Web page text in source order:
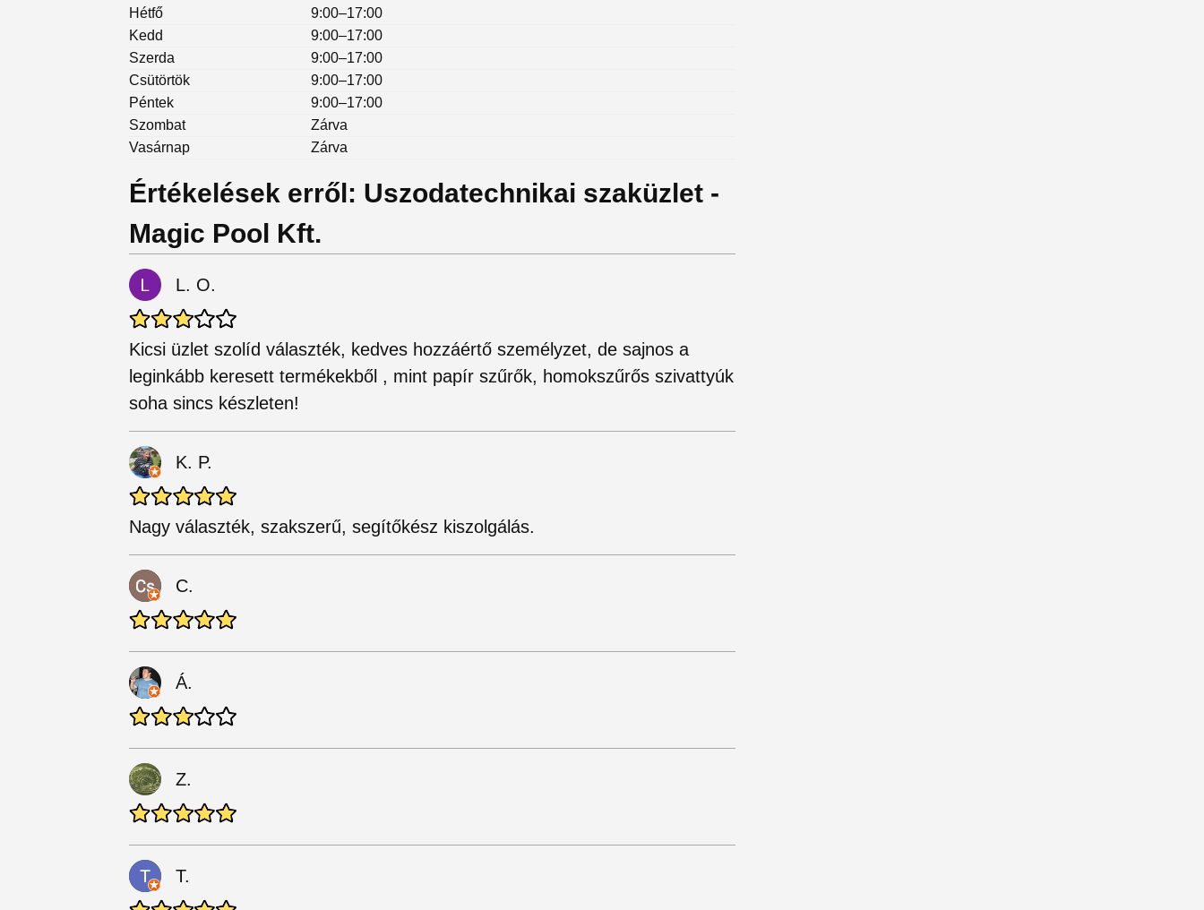
Hétfő
9:00–17:00
Kedd
9:00–17:00
Szerda
9:00–17:00
Csütörtök
9:00–17:00
Péntek
9:00–17:00
Szombat
Zárva
Vasárnap
Zárva
Értékelések erről: Uszodatechnikai szaküzlet -
Magic Pool Kft.
L. O.
Kicsi üzlet szolíd választék, kedves hozzáértő személyzet, de sajnos a
leginkább keresett termékekből , mint papír szűrők, homokszűrős szivattyúk
soha sincs készleten!
K. P.
Nagy választék, szakszerű, segítőkész kiszolgálás.
C.
Á.
Z.
T.